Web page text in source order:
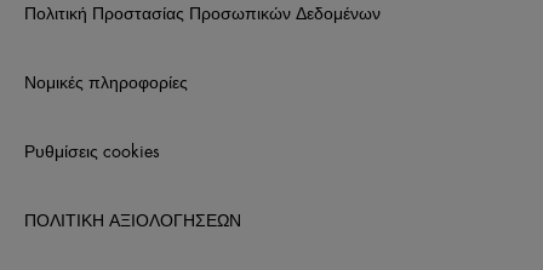
Πολιτική Προστασίας Προσωπικών Δεδομένων
Νομικές πληροφορίες
Ρυθμίσεις cookies
ΠΟΛΙΤΙΚΗ ΑΞΙΟΛΟΓΗΣΕΩΝ